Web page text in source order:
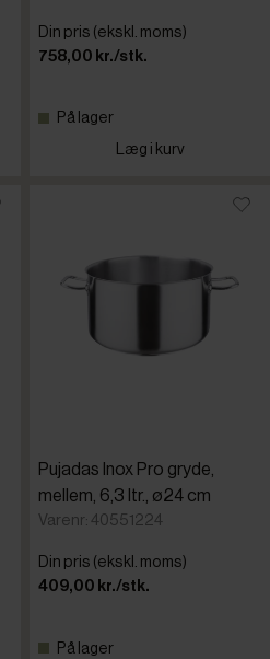
Din pris (ekskl. moms)
758,00 kr./stk.
På lager
Læg i kurv
Pujadas Inox Pro gryde,
mellem, 6,3 ltr., ø24 cm
Varenr: 40551224
Din pris (ekskl. moms)
409,00 kr./stk.
På lager